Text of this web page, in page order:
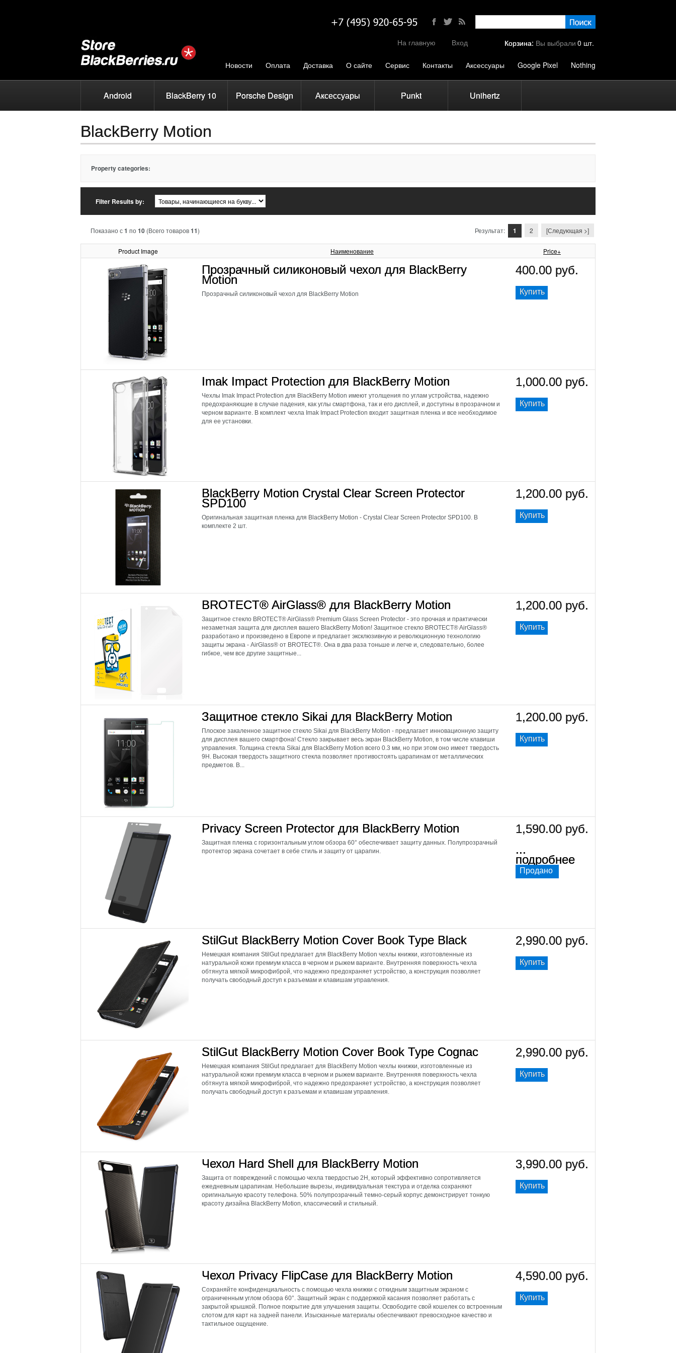
Новости Оплата Доставка О сайте Сервис Контакты Аксессуары Google Pixel Nothing
На главную Вход Корзина: Вы выбрали 0 шт.
Android BlackBerry 10 Porsche Design Аксессуары Punkt Unihertz
BlackBerry Motion
Property categories:
Filter Results by:
Результат: 1 2 [Следующая >]
Показано с1 по10 (Всего товаров11)
Product Image Наименование Price+
Прозрачный силиконовый чехол для BlackBerry
Motion
Прозрачный силиконовый чехол для BlackBerry Motion
400.00 руб.
Купить
Imak Impact Protection для BlackBerry Motion
Чехлы Imak Impact Protection для BlackBerry Motion имеют утолщения по углам устройства, надежно
предохраняющие в случае падения, как углы смартфона, так и его дисплей, и доступны в прозрачном и
черном варианте. В комплект чехла Imak Impact Protection входит защитная пленка и все необходимое
для ее установки.
1,000.00 руб.
Купить
BlackBerry Motion Crystal Clear Screen Protector
SPD100
Оригинальная защитная пленка для BlackBerry Motion - Crystal Clear Screen Protector SPD100. В
комплекте 2 шт.
1,200.00 руб.
Купить
BROTECT® AirGlass® для BlackBerry Motion
Защитное стекло BROTECT® AirGlass® Premium Glass Screen Protector - это прочная и практически
незаметная защита для дисплея вашего BlackBerry Motion! Защитное стекло BROTECT® AirGlass®
разработано и произведено в Европе и предлагает эксклюзивную и революционную технологию
защиты экрана - AirGlass® от BROTECT®. Она в два раза тоньше и легче и, следовательно, более
гибкое, чем все другие защитные...
1,200.00 руб.
Купить
Защитное стекло Sikai для BlackBerry Motion
Плоское закаленное защитное стекло Sikai для BlackBerry Motion - предлагает инновационную защиту
для дисплея вашего смартфона! Стекло закрывает весь экран BlackBerry Motion, в том числе клавиши
управления. Толщина стекла Sikai для BlackBerry Motion всего 0.3 мм, но при этом оно имеет твердость
9H. Высокая твердость защитного стекла позволяет противостоять царапинам от металлических
предметов. В...
1,200.00 руб.
Купить
Privacy Screen Protector для BlackBerry Motion
Защитная пленка с горизонтальным углом обзора 60° обеспечивает защиту данных. Полупрозрачный
протектор экрана сочетает в себе стиль и защиту от царапин.
1,590.00 руб.
...
подробнее
Продано
StilGut BlackBerry Motion Cover Book Type Black
Немецкая компания StilGut предлагает для BlackBerry Motion чехлы книжки, изготовленные из
натуральной кожи премиум класса в черном и рыжем варианте. Внутренняя поверхность чехла
обтянута мягкой микрофиброй, что надежно предохраняет устройство, а конструкция позволяет
получать свободный доступ к разъемам и клавишам управления.
2,990.00 руб.
Купить
StilGut BlackBerry Motion Cover Book Type Cognac
Немецкая компания StilGut предлагает для BlackBerry Motion чехлы книжки, изготовленные из
натуральной кожи премиум класса в черном и рыжем варианте. Внутренняя поверхность чехла
обтянута мягкой микрофиброй, что надежно предохраняет устройство, а конструкция позволяет
получать свободный доступ к разъемам и клавишам управления.
2,990.00 руб.
Купить
Чехол Hard Shell для BlackBerry Motion
Защита от повреждений с помощью чехла твердостью 2H, который эффективно сопротивляется
ежедневным царапинам. Небольшие вырезы, индивидуальная текстура и отделка сохраняют
оригинальную красоту телефона. 50% полупрозрачный темно-серый корпус демонстрирует тонкую
красоту дизайна BlackBerry Motion, классический и стильный.
3,990.00 руб.
Купить
Чехол Privacy FlipCase для BlackBerry Motion
Сохраняйте конфиденциальность с помощью чехла книжки с откидным защитным экраном с
ограниченным углом обзора 60°. Защитный экран с поддержкой касания позволяет работать с
закрытой крышкой. Полное покрытие для улучшения защиты. Освободите свой кошелек со встроенным
слотом для карт на задней панели. Изысканные материалы обеспечивают превосходное качество и
тактильное ощущение.
4,590.00 руб.
Купить